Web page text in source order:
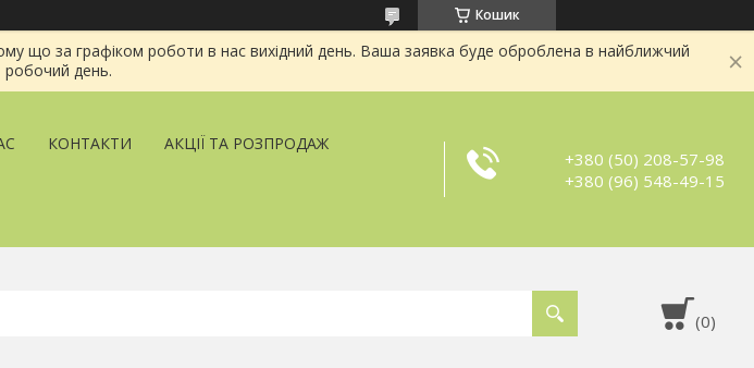
Кошик
що за графіком роботи в нас вихідний день. Ваша заявка буде оброблена в найближчий
робочий день.
КОНТАКТИ АКЦІЇ ТА РОЗПРОДАЖ
+380 (50) 208-57-98
+380 (96) 548-49-15